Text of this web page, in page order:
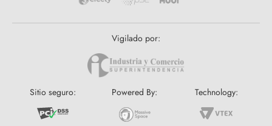
Vigilado por:
Sitio seguro: Powered By: Technology: